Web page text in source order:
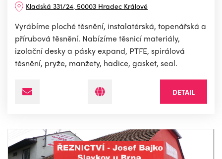
Kladská 331/24, 50003 Hradec Králové
Vyrábíme ploché těsnění, instalatérská, topenářská a
přírubová těsnění. Nabízíme těsnicí materiály,
izolační desky a pásky expand, PTFE, spirálová
těsnění, pryže, manžety, hadice, gasket, seal.
DETAIL